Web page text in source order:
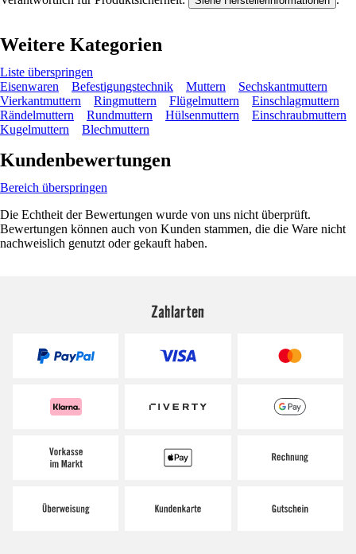
Weitere Kategorien
Liste überspringen
Eisenwaren
Befestigungstechnik Muttern
Sechskantmuttern
Vierkantmuttern
Ringmuttern Flügelmuttern
Einschlagmuttern
Rändelmuttern
Rundmuttern Hülsenmuttern
Einschraubmuttern
Kugelmuttern
Blechmuttern
Kundenbewertungen
Bereich überspringen
Die Echtheit der Bewertungen wurde von uns nicht überprüft.
Bewertungen können auch von Kunden stammen, die die Ware nicht
nachweislich genutzt oder gekauft haben.
Zahlarten